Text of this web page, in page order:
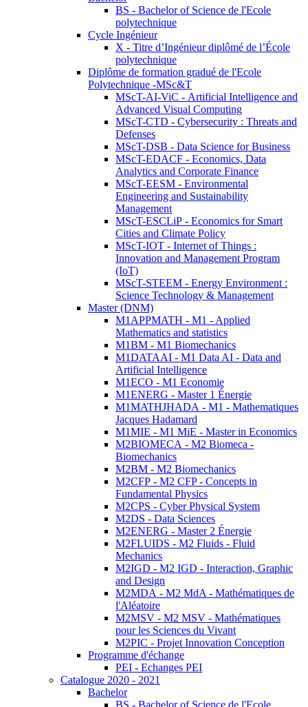
BS - Bachelor of Science de l'Ecole
polytechnique
Cycle Ingénieur
X - Titre d’Ingénieur diplômé de l’École
polytechnique
Diplôme de formation gradué de l'Ecole
Polytechnique -MSc&T
MScT-AI-ViC - Artificial Intelligence and
Advanced Visual Computing
MScT-CTD - Cybersecurity : Threats and
Defenses
MScT-DSB - Data Science for Business
MScT-EDACF - Economics, Data
Analytics and Corporate Finance
MScT-EESM - Environmental
Engineering and Sustainability
Management
MScT-ESCLiP - Economics for Smart
Cities and Climate Policy
MScT-IOT - Internet of Things :
Innovation and Management Program
(IoT)
MScT-STEEM - Energy Environment :
Science Technology & Management
Master (DNM)
M1APPMATH - M1 - Applied
Mathematics and statistics
M1BM - M1 Biomechanics
M1DATAAI - M1 Data AI - Data and
Artificial Intelligence
M1ECO - M1 Economie
M1ENERG - Master 1 Énergie
M1MATHJHADA - M1 - Mathematiques
Jacques Hadamard
M1MIE - M1 MiE - Master in Economics
M2BIOMECA - M2 Biomeca -
Biomechanics
M2BM - M2 Biomechanics
M2CFP - M2 CFP - Concepts in
Fundamental Physics
M2CPS - Cyber Physical System
M2DS - Data Sciences
M2ENERG - Master 2 Énergie
M2FLUIDS - M2 Fluids - Fluid
Mechanics
M2IGD - M2 IGD - Interaction, Graphic
and Design
M2MDA - M2 MdA - Mathématiques de
l'Aléatoire
M2MSV - M2 MSV - Mathématiques
pour les Sciences du Vivant
M2PIC - Projet Innovation Conception
Programme d'échange
PEI - Echanges PEI
Catalogue 2020 - 2021
Bachelor
BS - Bachelor of Science de l'Ecole